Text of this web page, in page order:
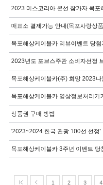
상품권 구매 방법
'2023~2024 한국 관광 100선 선정'
1 2 3 4